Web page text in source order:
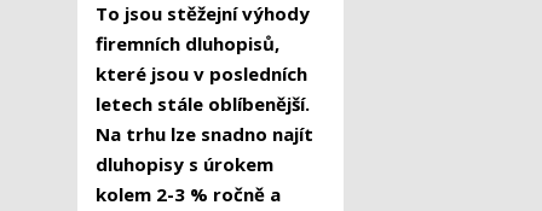
To jsou stěžejní výhody
firemních dluhopisů,
které jsou v posledních
letech stále oblíbenější.
Na trhu lze snadno najít
dluhopisy s úrokem
kolem 2-3 % ročně a